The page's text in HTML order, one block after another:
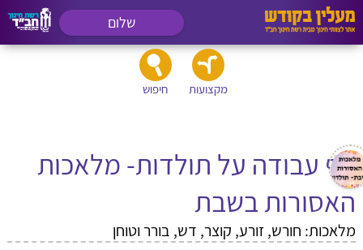
שלום
מקצועות חיפוש
דף עבודה על תולדות- מלאכות
האסורות בשבת
מלאכות: חורש, זורע, קוצר, דש, בורר וטוחן